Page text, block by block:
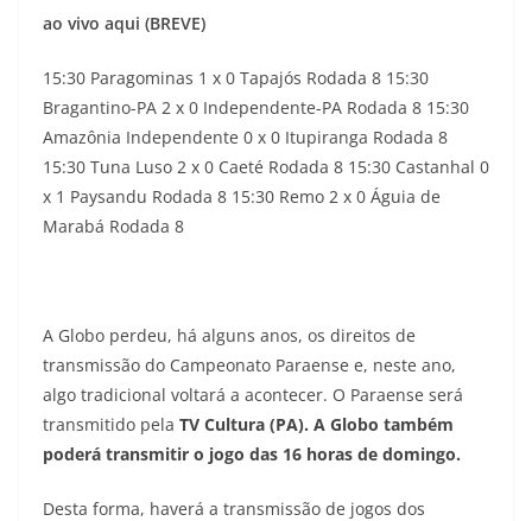
ao vivo aqui (BREVE)
15:30 Paragominas 1 x 0 Tapajós Rodada 8 15:30
Bragantino-PA 2 x 0 Independente-PA Rodada 8 15:30
Amazônia Independente 0 x 0 Itupiranga Rodada 8
15:30 Tuna Luso 2 x 0 Caeté Rodada 8 15:30 Castanhal 0
x 1 Paysandu Rodada 8 15:30 Remo 2 x 0 Águia de
Marabá Rodada 8
A Globo perdeu, há alguns anos, os direitos de
transmissão do Campeonato Paraense e, neste ano,
algo tradicional voltará a acontecer. O Paraense será
transmitido pela TV Cultura (PA). A Globo também
poderá transmitir o jogo das 16 horas de domingo.
Desta forma, haverá a transmissão de jogos dos